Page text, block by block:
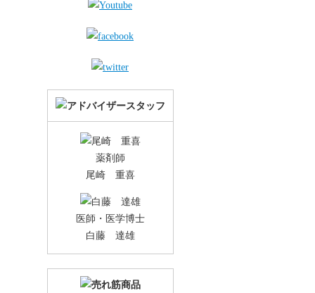
薬剤師
尾崎 重喜
医師・医学博士
白藤 達雄